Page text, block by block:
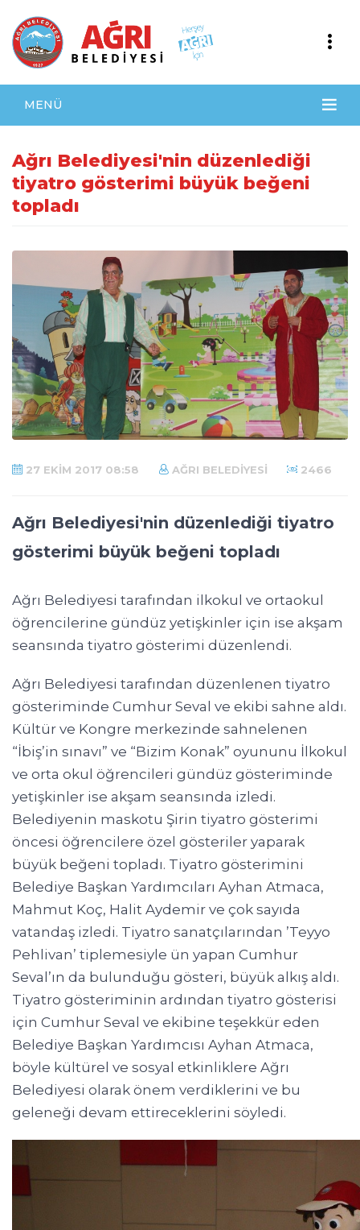
MENÜ
Ağrı Belediyesi'nin düzenlediği
tiyatro gösterimi büyük beğeni
topladı
27 EKIM 2017 08:58 AĞRI BELEDIYESI 2466
Ağrı Belediyesi'nin düzenlediği tiyatro
gösterimi büyük beğeni topladı
Ağrı Belediyesi tarafından ilkokul ve ortaokul
öğrencilerine gündüz yetişkinler için ise akşam
seansında tiyatro gösterimi düzenlendi.
Ağrı Belediyesi tarafından düzenlenen tiyatro
gösteriminde Cumhur Seval ve ekibi sahne aldı.
Kültür ve Kongre merkezinde sahnelenen
“İbiş’in sınavı” ve “Bizim Konak” oyununu İlkokul
ve orta okul öğrencileri gündüz gösteriminde
yetişkinler ise akşam seansında izledi.
Belediyenin maskotu Şirin tiyatro gösterimi
öncesi öğrencilere özel gösteriler yaparak
büyük beğeni topladı. Tiyatro gösterimini
Belediye Başkan Yardımcıları Ayhan Atmaca,
Mahmut Koç, Halit Aydemir ve çok sayıda
vatandaş izledi. Tiyatro sanatçılarından ’Teyyo
Pehlivan’ tiplemesiyle ün yapan Cumhur
Seval’ın da bulunduğu gösteri, büyük alkış aldı.
Tiyatro gösteriminin ardından tiyatro gösterisi
için Cumhur Seval ve ekibine teşekkür eden
Belediye Başkan Yardımcısı Ayhan Atmaca,
böyle kültürel ve sosyal etkinliklere Ağrı
Belediyesi olarak önem verdiklerini ve bu
geleneği devam ettireceklerini söyledi.